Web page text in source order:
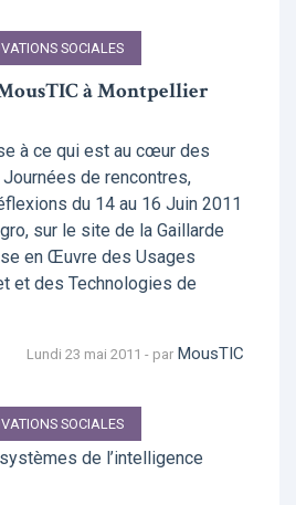
SOCIALES
à Montpellier
à ce qui est au cœur des
Journées de rencontres,
du 14 au 16 Juin 2011
sur le site de la Gaillarde
en Œuvre des Usages
et des Technologies de
Lundi 23 mai 2011 - par MousTIC
SOCIALES
de l’intelligence